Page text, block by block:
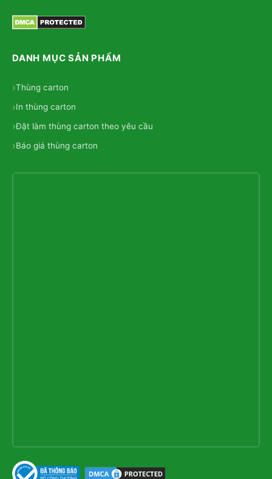
DANH MỤC SẢN PHẨM
Thùng carton
In thùng carton
Đặt làm thùng carton theo yêu cầu
Báo giá thùng carton